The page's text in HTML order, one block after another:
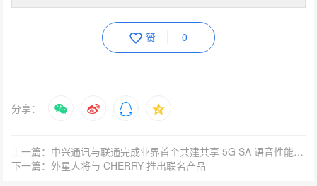
赞 0
分享：
上一篇：中兴通讯与联通完成业界首个共建共享 5G SA 语音性能验证
下一篇：外星人将与 CHERRY 推出联名产品